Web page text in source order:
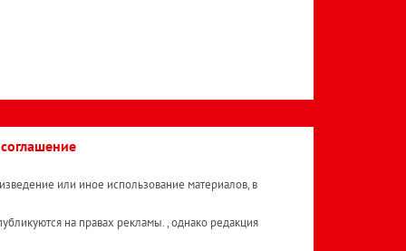
или иное использование материалов, в
на правах рекламы. , однако редакция